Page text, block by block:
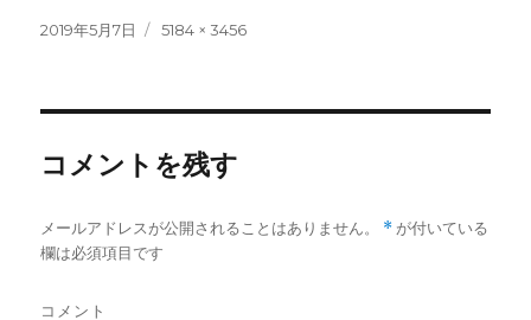
投
2019年5月7日
フ
5184 × 3456
コメントを残す
メールアドレスが公開されることはありません。 * が付いている
欄は必須項目です
コメント